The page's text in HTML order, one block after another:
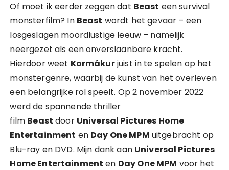
Of moet ik eerder zeggen dat Beast een survival
monsterfilm? In Beast wordt het gevaar – een
losgeslagen moordlustige leeuw – namelijk
neergezet als een onverslaanbare kracht.
Hierdoor weet Kormákurjuist in te spelen op het
monstergenre, waarbij de kunst van het overleven
een belangrijke rol speelt. Op 2 november 2022
werd de spannende thriller
film Beast door Universal Pictures Home
Entertainment en Day One MPM uitgebracht op
Blu-ray en DVD. Mijn dank aan Universal Pictures
Home Entertainment en Day One MPM voor het